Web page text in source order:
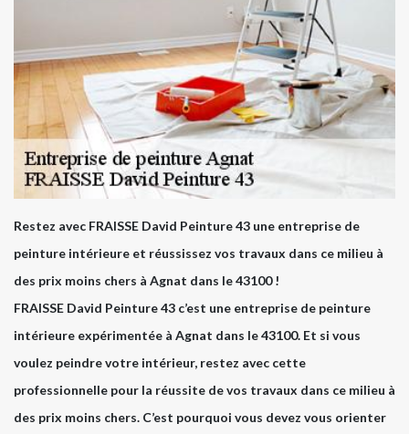
Restez avec FRAISSE David Peinture 43 une entreprise de
peinture intérieure et réussissez vos travaux dans ce milieu à
des prix moins chers à Agnat dans le 43100 !
FRAISSE David Peinture 43 c’est une entreprise de peinture
intérieure expérimentée à Agnat dans le 43100. Et si vous
voulez peindre votre intérieur, restez avec cette
professionnelle pour la réussite de vos travaux dans ce milieu à
des prix moins chers. C’est pourquoi vous devez vous orienter